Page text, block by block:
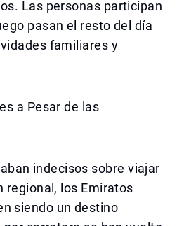
Las personas participan
pasan el resto del día
familiares y
a Pesar de las
indecisos sobre viajar
regional, los Emiratos
siendo un destino